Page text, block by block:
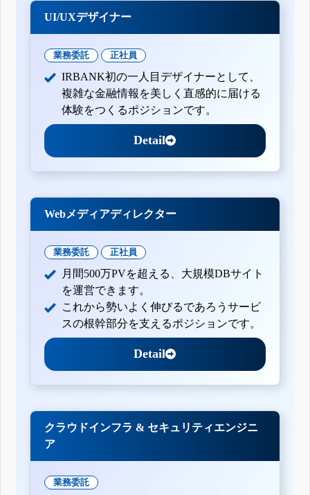
UI/UXデザイナー
業務委託 正社員
IRBANK初の一人目デザイナーとして、
複雑な金融情報を美しく直感的に届ける
体験をつくるポジションです。
Detail
Webメディアディレクター
業務委託 正社員
月間500万PVを超える、大規模DBサイト
を運営できます。
これから勢いよく伸びるであろうサービ
スの根幹部分を支えるポジションです。
Detail
クラウドインフラ & セキュリティエンジニ
ア
業務委託